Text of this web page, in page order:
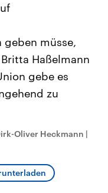
Hintergründe
Wirtschaftlich und
gehören die Vereinigten
den mächtigsten Ländern
mit großem Einfluss auf
aktuelle Weltgeschehen.
müsse,
Haßelmann
gebe es
zu
Oliver Heckmann |